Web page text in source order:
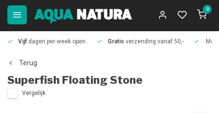
0
Vijf dagen per week open. Gratis verzending vanaf 50,-
Terug
Superfish Floating Stone
Vergelijk